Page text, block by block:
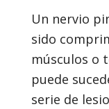
Un nervio
sido
músculos o
puede
serie de